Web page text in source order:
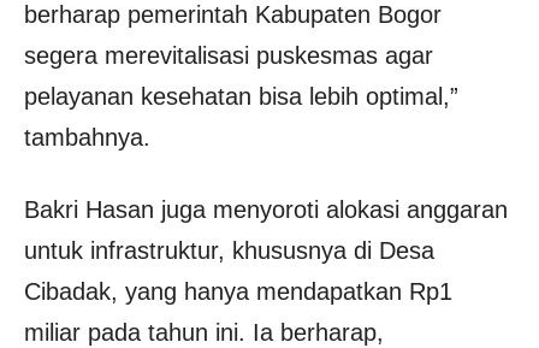
berharap pemerintah Kabupaten Bogor
segera merevitalisasi puskesmas agar
pelayanan kesehatan bisa lebih optimal,”
tambahnya.
Bakri Hasan juga menyoroti alokasi anggaran
untuk infrastruktur, khususnya di Desa
Cibadak, yang hanya mendapatkan Rp1
miliar pada tahun ini. Ia berharap,